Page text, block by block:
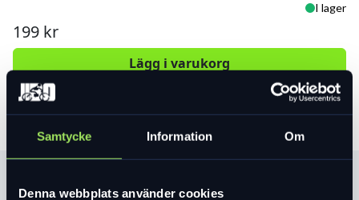
Samtycke Information Om
Denna webbplats använder cookies
I lager
199 kr
Lägg i varukorg
Produktinformation